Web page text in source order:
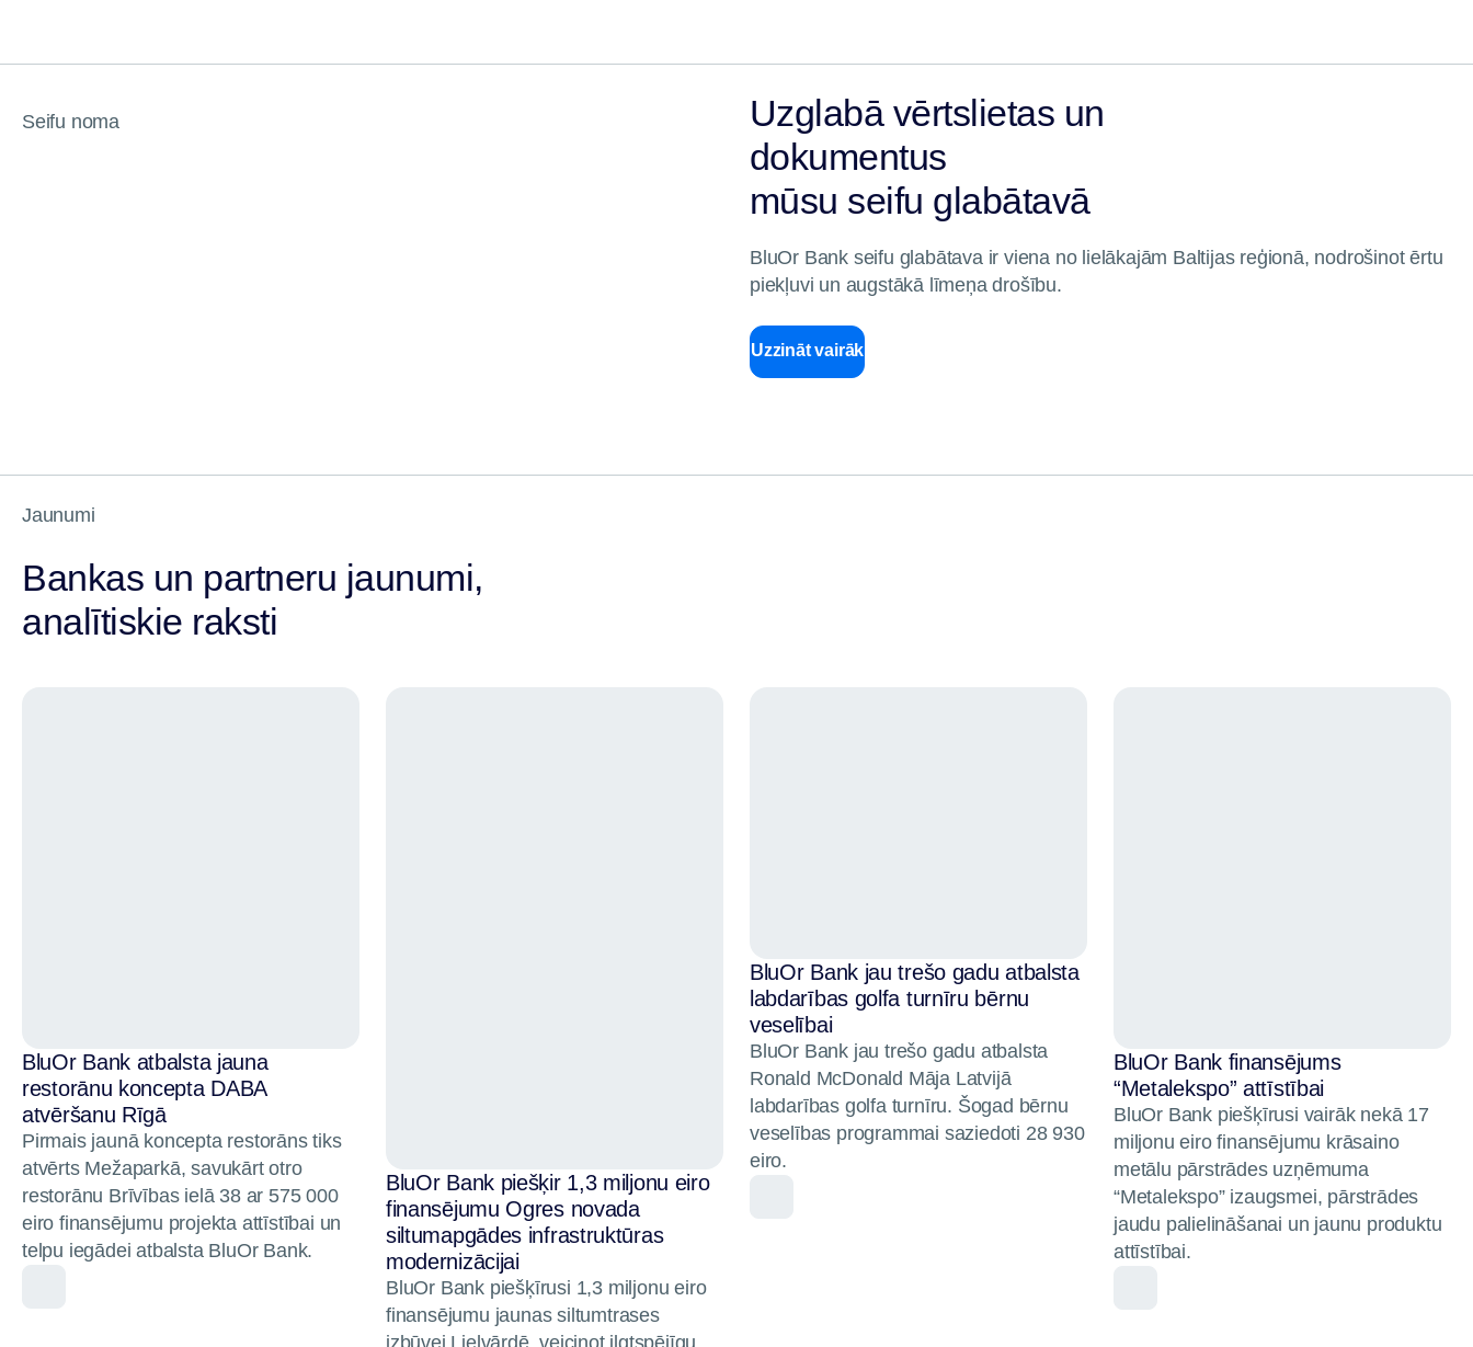
Seifu noma
Uzglabā vērtslietas un
dokumentus
mūsu seifu glabātavā
BluOr Bank seifu glabātava ir viena no lielākajām Baltijas reģionā, nodrošinot ērtu
piekļuvi un augstākā līmeņa drošību.
Uzzināt vairāk
Jaunumi
Bankas un partneru jaunumi,
analītiskie raksti
BluOr Bank atbalsta jauna
restorānu koncepta DABA
atvēršanu Rīgā
Pirmais jaunā koncepta restorāns tiks
atvērts Mežaparkā, savukārt otro
restorānu Brīvības ielā 38 ar 575 000
eiro finansējumu projekta attīstībai un
telpu iegādei atbalsta BluOr Bank.
BluOr Bank piešķir 1,3 miljonu eiro
finansējumu Ogres novada
siltumapgādes infrastruktūras
modernizācijai
BluOr Bank piešķīrusi 1,3 miljonu eiro
finansējumu jaunas siltumtrases
BluOr Bank jau trešo gadu atbalsta
labdarības golfa turnīru bērnu
veselībai
BluOr Bank jau trešo gadu atbalsta
Ronald McDonald Māja Latvijā
labdarības golfa turnīru. Šogad bērnu
veselības programmai saziedoti 28 930
eiro.
BluOr Bank finansējums
“Metalekspo” attīstībai
BluOr Bank piešķīrusi vairāk nekā 17
miljonu eiro finansējumu krāsaino
metālu pārstrādes uzņēmuma
“Metalekspo” izaugsmei, pārstrādes
jaudu palielināšanai un jaunu produktu
attīstībai.